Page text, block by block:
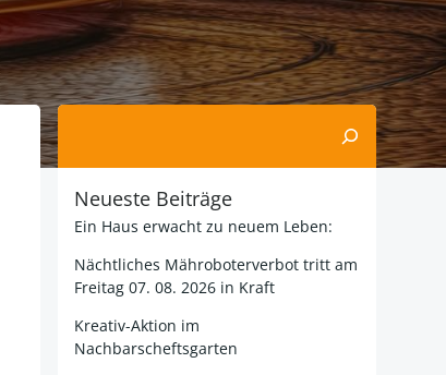
Suchen
Neueste Beiträge
Ein Haus erwacht zu neuem Leben:
Nächtliches Mähroboterverbot tritt am
Freitag 07. 08. 2026 in Kraft
Kreativ-Aktion im
Nachbarscheftsgarten